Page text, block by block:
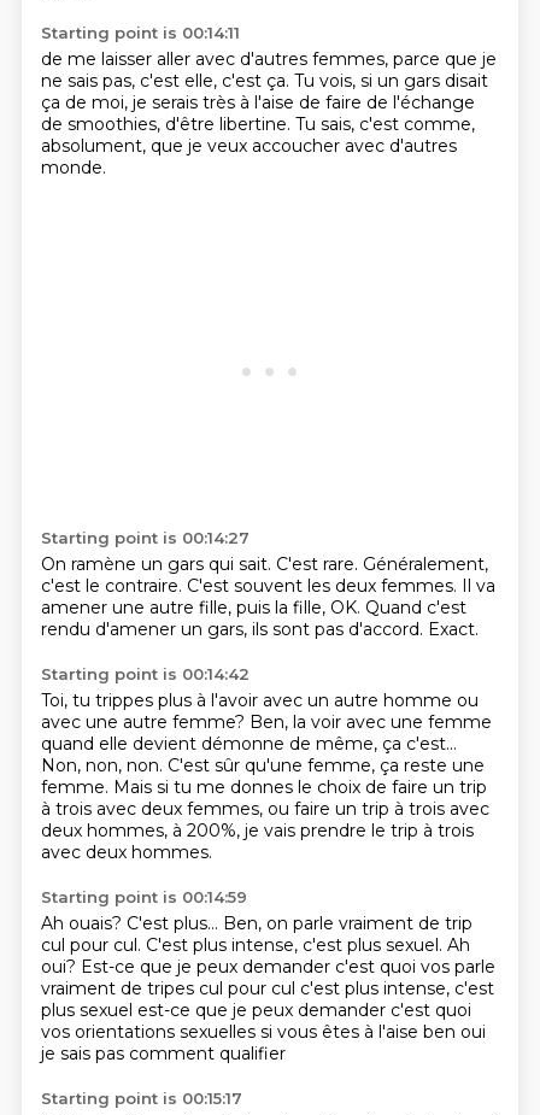
Starting point is 00:14:11
de me laisser aller avec d'autres femmes, parce que je
ne sais pas, c'est elle, c'est ça. Tu vois, si un gars disait
ça de moi, je serais très à l'aise de faire de l'échange
de smoothies, d'être libertine. Tu sais, c'est comme,
absolument, que je veux accoucher avec d'autres
monde.
Starting point is 00:14:27
On ramène un gars qui sait. C'est rare. Généralement,
c'est le contraire. C'est souvent les deux femmes. Il va
amener une autre fille, puis la fille, OK. Quand c'est
rendu d'amener un gars, ils sont pas d'accord. Exact.
Starting point is 00:14:42
Toi, tu trippes plus à l'avoir avec un autre homme ou
avec une autre femme? Ben, la voir avec une femme
quand elle devient démonne de même, ça c'est...
Non, non, non. C'est sûr qu'une femme, ça reste une
femme. Mais si tu me donnes le choix de faire un trip
à trois avec deux femmes, ou faire un trip à trois avec
deux hommes, à 200%, je vais prendre le trip à trois
avec deux hommes.
Starting point is 00:14:59
Ah ouais? C'est plus... Ben, on parle vraiment de trip
cul pour cul. C'est plus intense, c'est plus sexuel. Ah
oui? Est-ce que je peux demander c'est quoi vos parle
vraiment de tripes cul pour cul c'est plus intense, c'est
plus sexuel est-ce que je peux demander c'est quoi
vos orientations sexuelles si vous êtes à l'aise ben oui
je sais pas comment qualifier
Starting point is 00:15:17